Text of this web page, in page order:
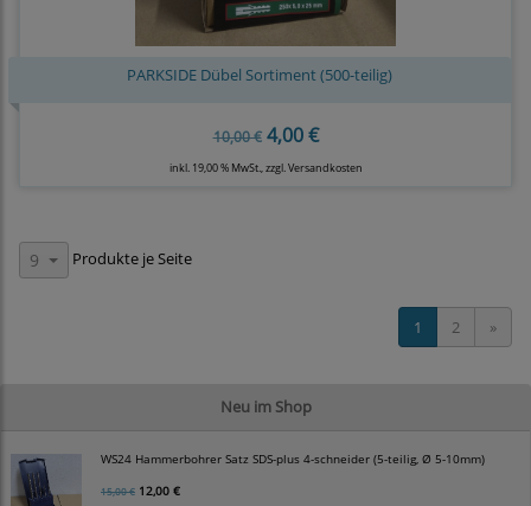
Neu im Shop
WS24 Hammerbohrer Satz SDS-plus 4-schneider (5-teilig, Ø 5-10mm)
15,00 € 12,00 €
PARKSIDE Dübel Sortiment (500-teilig)
10,00 €4,00 €
inkl. 19,00 % MwSt., zzgl.Versandkosten
9 Produkte je Seite
1 2 »